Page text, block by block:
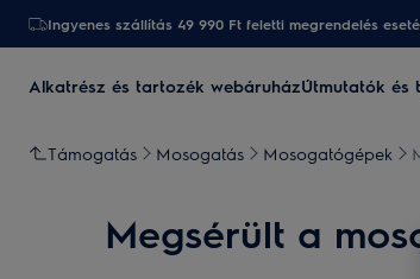
Ingyenes szállítás 49 990 Ft feletti megrendelés
Alkatrész és tartozék webáruházÚtmutatók és
Támogatás Mosogatás Mosogatógépek
Megsérült a